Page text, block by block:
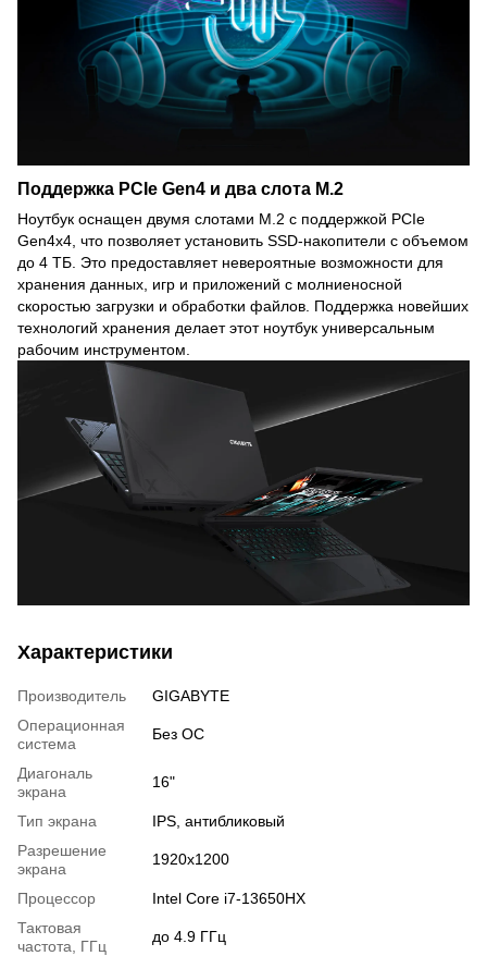
Поддержка PCIe Gen4 и два слота M.2
Ноутбук оснащен двумя слотами M.2 с поддержкой PCIe
Gen4x4, что позволяет установить SSD-накопители с объемом
до 4 ТБ. Это предоставляет невероятные возможности для
хранения данных, игр и приложений с молниеносной
скоростью загрузки и обработки файлов. Поддержка новейших
технологий хранения делает этот ноутбук универсальным
рабочим инструментом.
Характеристики
Производитель
GIGABYTE
Операционная
система
Без ОС
Диагональ
экрана
16"
Тип экрана
IPS, антибликовый
Разрешение
экрана
1920x1200
Процессор
Intel Core i7-13650HX
Тактовая
частота, ГГц
до 4.9 ГГц